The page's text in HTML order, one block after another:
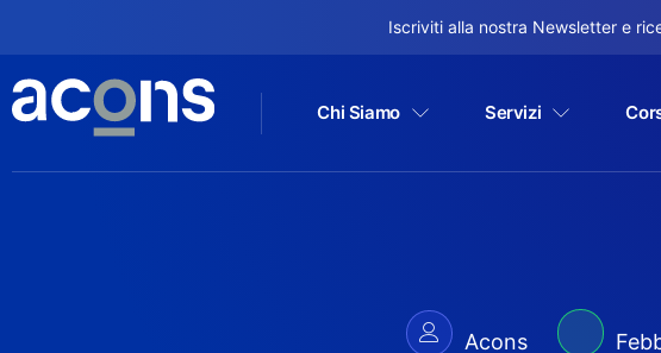
Iscriviti alla nostra Newsletter e
Chi Siamo Servizi
Acons